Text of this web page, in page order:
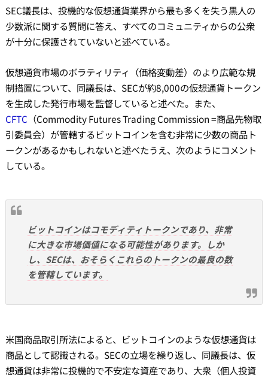
SEC議長は、投機的な仮想通貨業界から最も多くを失う黒人の
少数派に関する質問に答え、すべてのコミュニティからの公衆
が十分に保護されていないと述べている。
仮想通貨市場のボラティリティ（価格変動差）のより広範な規
制措置について、同議長は、SECが約8,000の仮想通貨トークン
を生成した発行市場を監督していると述べた。また、
CFTC （Commodity Futures Trading Commission =商品先物取
引委員会）が管轄するビットコインを含む非常に少数の商品ト
ークンがあるかもしれないと述べたうえ、次のようにコメント
している。
ビットコインはコモディティトークンであり、非常
に大きな市場価値になる可能性があります。しか
し、SECは、おそらくこれらのトークンの最良の数
を管轄しています。
米国商品取引所法によると、ビットコインのような仮想通貨は
商品として認識される。SECの立場を繰り返し、同議長は、仮
想通貨は非常に投機的で不安定な資産であり、大衆（個人投資